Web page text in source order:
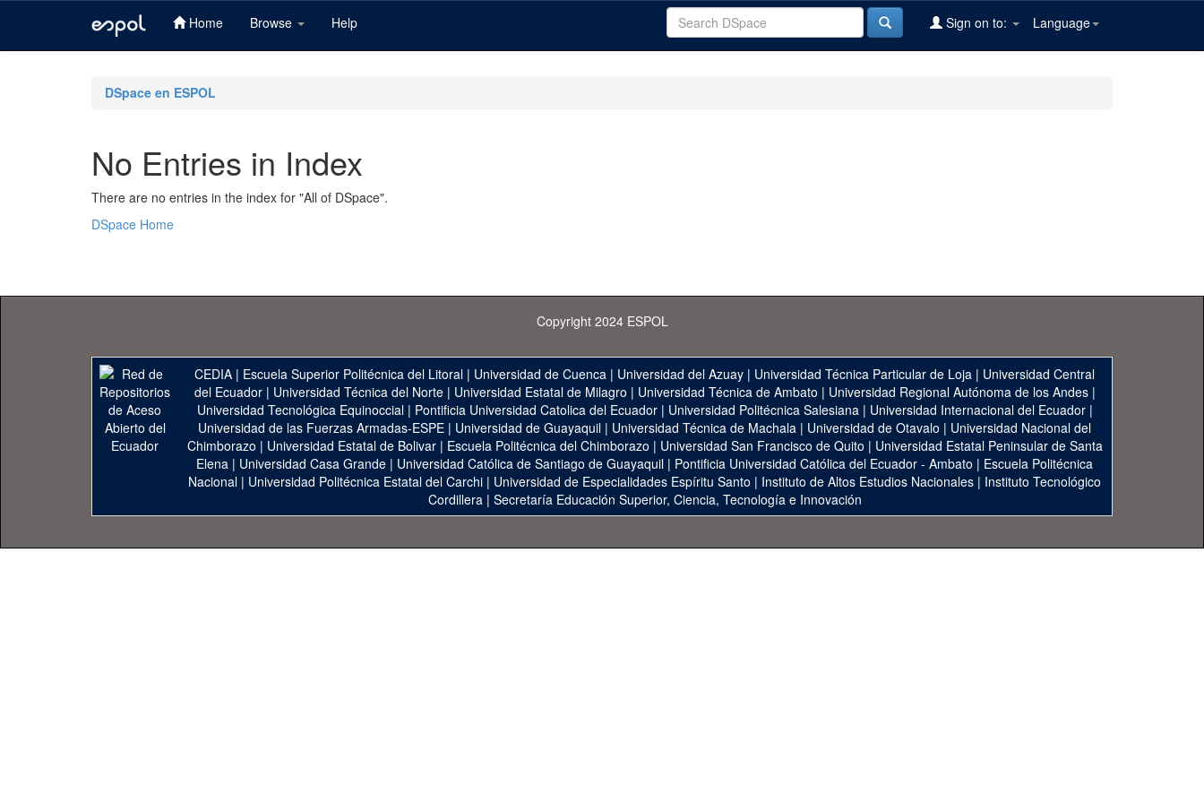
Home Browse Help Language
Sign on to:
DSpace en ESPOL
No Entries in Index
There are no entries in the index for "All of DSpace".
DSpace Home
Copyright 2024 ESPOL
CEDIA | Escuela Superior Politécnica del Litoral | Universidad de Cuenca | Universidad del Azuay | Universidad Técnica Particular de Loja | Universidad Central
del Ecuador| Universidad Técnica del Norte| Universidad Estatal de Milagro | Universidad Técnica de Ambato | Universidad Regional Autónoma de los Andes|
Universidad Tecnológica Equinoccial| Pontificia Universidad Catolica del Ecuador| Universidad Politécnica Salesiana| Universidad Internacional del Ecuador|
Universidad de las Fuerzas Armadas-ESPE | Universidad de Guayaquil | Universidad Técnica de Machala | Universidad de Otavalo | Universidad Nacional del
Chimborazo | Universidad Estatal de Bolivar| Escuela Politécnica del Chimborazo | Universidad San Francisco de Quito | Universidad Estatal Peninsular de Santa
Elena | Universidad Casa Grande | Universidad Católica de Santiago de Guayaquil | Pontificia Universidad Católica del Ecuador - Ambato | Escuela Politécnica
Nacional | Universidad Politécnica Estatal del Carchi | Universidad de Especialidades Espíritu Santo | Instituto de Altos Estudios Nacionales | Instituto Tecnológico
Cordillera| Secretaría Educación Superior, Ciencia, Tecnología e Innovación